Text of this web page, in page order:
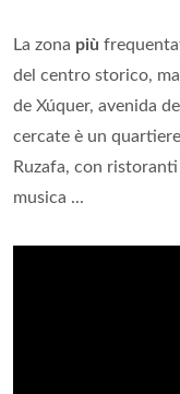
La zona più
del centro storico,
de Xúquer, avenida
cercate è un quartiere
Ruzafa, con
musica ...